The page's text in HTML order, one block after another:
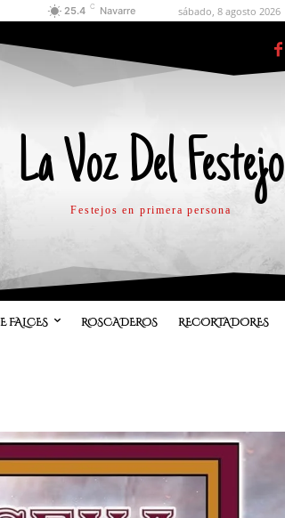
25.4 C Navarre sábado, 8 agosto 2026
La Voz Del Festejo
Festejos en primera persona
FALCES ROSCADEROS RECORTADORES